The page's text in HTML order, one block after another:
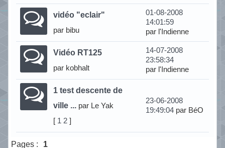
vidéo "eclair"
par bibu
01-08-2008
14:01:59
par l'Indienne
Vidéo RT125
par kobhalt
14-07-2008
23:58:34
par l'Indienne
1 test descente de
ville ... par Le Yak
[ 1 2]
23-06-2008
19:49:04 par BéO
Pages : 1